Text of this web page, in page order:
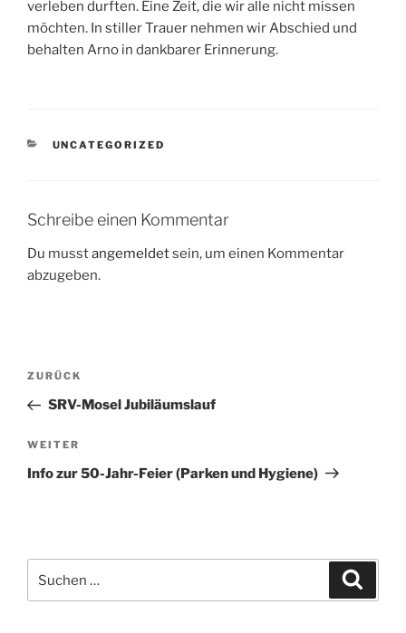
verleben durften. Eine Zeit, die wir alle nicht missen
möchten. In stiller Trauer nehmen wir Abschied und
behalten Arno in dankbarer Erinnerung.
KATEGORIEN
UNCATEGORIZED
Schreibe einen Kommentar
Du musstangemeldetsein, um einen Kommentar
abzugeben.
Beitragsnavigation
Vorheriger
Beitrag
ZURÜCK
SRV-Mosel Jubiläumslauf
Nächster
Beitrag
WEITER
Info zur 50-Jahr-Feier (Parken und Hygiene)
nach: